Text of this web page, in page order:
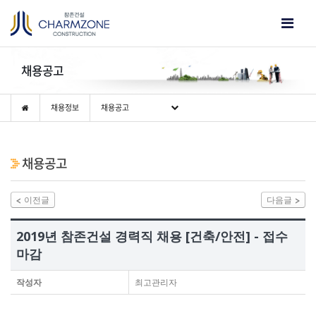
채용공고
채용정보 채용공고
채용공고
이전글 다음글
2019년 참존건설 경력직 채용 [건축/안전] - 접수
마감
작성자 최고관리자